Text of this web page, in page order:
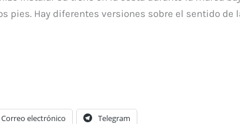
pies. Hay diferentes versiones sobre el sentido de
Correo electrónico Telegram